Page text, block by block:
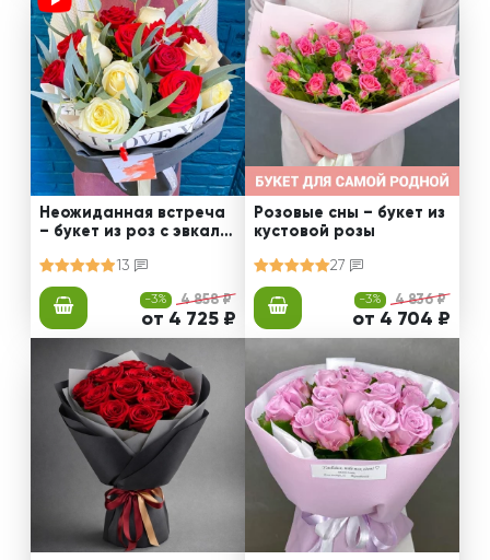
Неожиданная встреча
– букет из роз с эвкали
13
-3% 4 858 ₽
от 4 725 ₽
Розовые сны – букет из
кустовой розы
27
-3% 4 836 ₽
от 4 704 ₽